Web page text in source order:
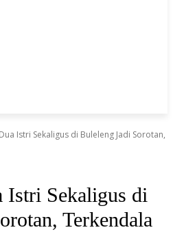
Istri Sekaligus di Buleleng Jadi Sorotan,
Istri Sekaligus di
Terkendala